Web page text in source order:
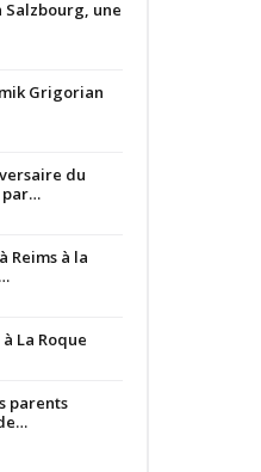
Salzbourg, une
Grigorian
du
par…
Reims à la
La Roque
parents